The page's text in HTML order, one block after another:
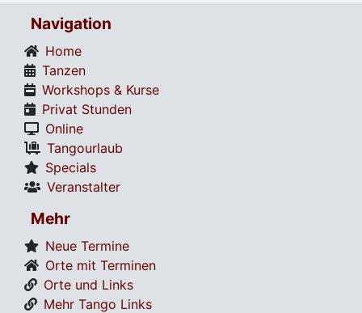
Navigation
Home
Tanzen
Workshops & Kurse
Privat Stunden
Online
Tangourlaub
Specials
Veranstalter
Mehr
Neue Termine
Orte mit Terminen
Orte und Links
Mehr Tango Links